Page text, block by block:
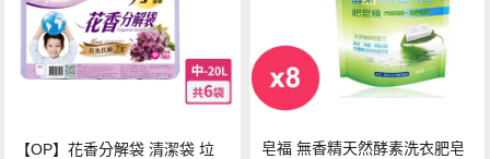
【OP】花香分解袋 清潔袋 垃
皂福 無香精天然酵素洗衣肥皂